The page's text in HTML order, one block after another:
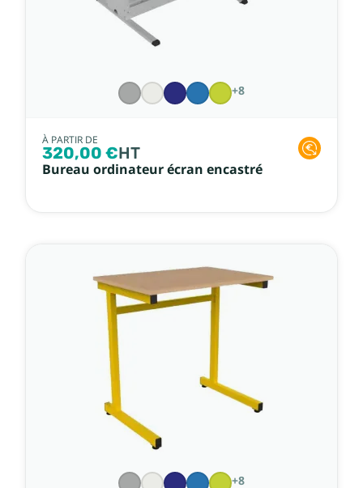
+8
À PARTIR DE
320,00 €HT
Bureau ordinateur écran encastré
+8